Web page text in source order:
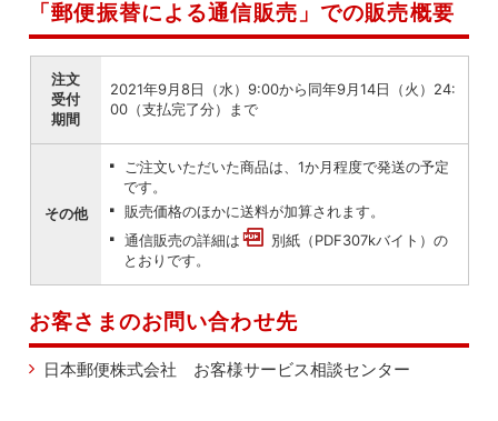
「郵便振替による通信販売」での販売概要
注文
受付
期間
2021年9月8日（水）9:00から同年9月14日（火）24:
00（支払完了分）まで
その他
ご注文いただいた商品は、1か月程度で発送の予定
です。
販売価格のほかに送料が加算されます。
通信販売の詳細は
別紙（PDF307kバイト） の
とおりです。
お客さまのお問い合わせ先
日本郵便株式会社 お客様サービス相談センター